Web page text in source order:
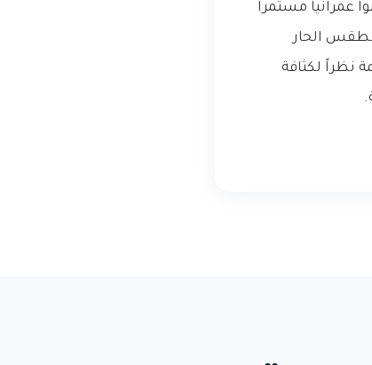
عمرانياً مستمراً
الحار
نظراً لكثافة